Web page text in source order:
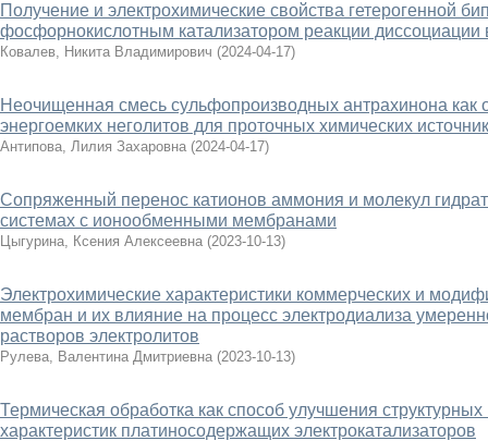
Получение и электрохимические свойства гетерогенной
фосфорнокислотным катализатором реакции диссоциации
Ковалев, Никита Владимирович (2024-04-17)
Неочищенная смесь сульфопроизводных антрахинона как
энергоемких неголитов для проточных химических
Антипова, Лилия Захаровна (2024-04-17)
Сопряженный перенос катионов аммония и молекул
системах с ионообменными мембранами
Цыгурина, Ксения Алексеевна (2023-10-13)
Электрохимические характеристики коммерческих и
мембран и их влияние на процесс электродиализа
растворов электролитов
Рулева, Валентина Дмитриевна (2023-10-13)
Термическая обработка как способ улучшения структурных
характеристик платиносодержащих электрокатализаторов